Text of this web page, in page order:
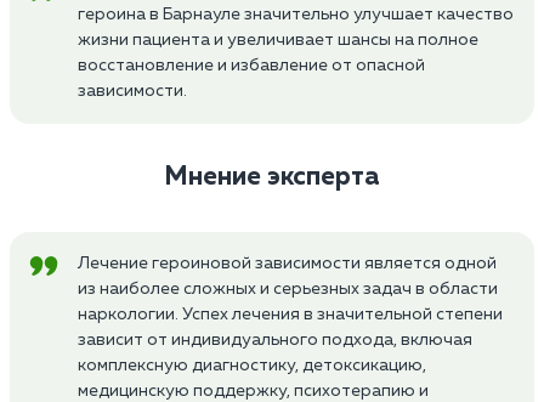
героина в Барнауле значительно улучшает качество
жизни пациента и увеличивает шансы на полное
восстановление и избавление от опасной
зависимости.
Мнение эксперта
Лечение героиновой зависимости является одной
из наиболее сложных и серьезных задач в области
наркологии. Успех лечения в значительной степени
зависит от индивидуального подхода, включая
комплексную диагностику, детоксикацию,
медицинскую поддержку, психотерапию и